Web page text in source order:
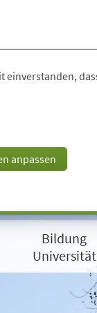
einverstanden,
anpassen
Bildung
Universität